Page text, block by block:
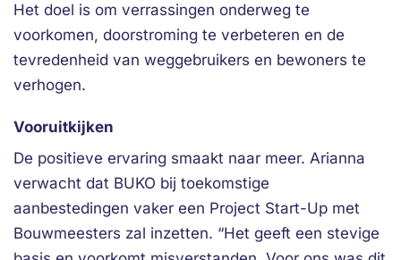
Het doel is om verrassingen onderweg te
voorkomen, doorstroming te verbeteren en de
tevredenheid van weggebruikers en bewoners te
verhogen.
Vooruitkijken
De positieve ervaring smaakt naar meer. Arianna
verwacht dat BUKO bij toekomstige
aanbestedingen vaker een Project Start-Up met
Bouwmeesters zal inzetten. “Het geeft een stevige